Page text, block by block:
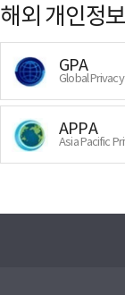
해외 개인정
GPA
Global
APPA
Asia Pacific